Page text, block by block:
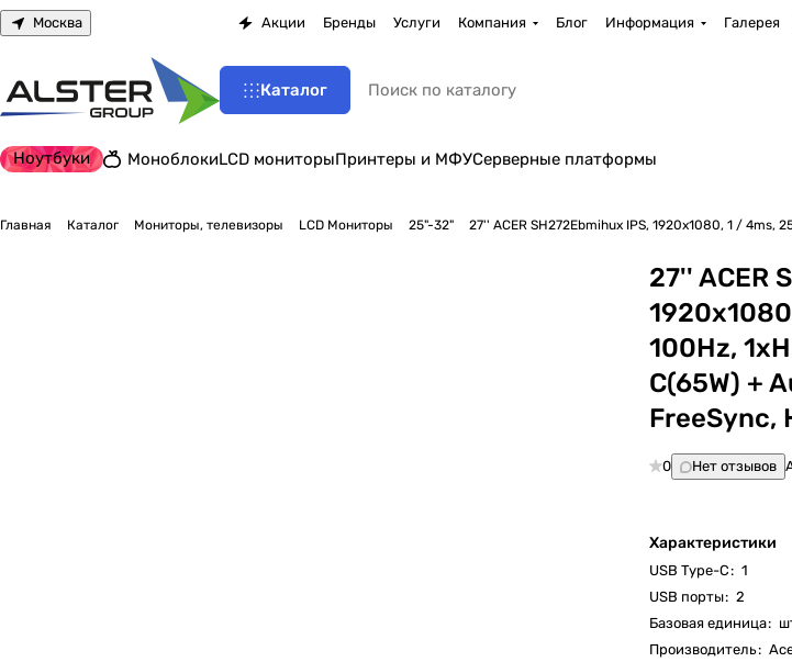
Москва Акции Бренды Услуги Компания Блог Информация Галерея
Каталог
Ноутбуки МоноблокиLCD мониторыПринтеры и МФУСерверные платформы
Главная Каталог Мониторы, телевизоры LCD Мониторы 25"-32" 27'' ACER SH272Ebmihux IPS,
27'' ACER
100Hz,
C(65W) +
FreeSync,
0 Нет отзывов
Характеристики
USB Type-C: 1
USB порты: 2
Базовая единица:
Производитель: